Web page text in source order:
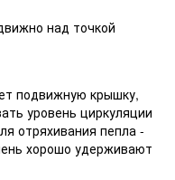
над точкой
подвижную крышку,
уровень циркуляции
отряхивания пепла -
хорошо удерживают